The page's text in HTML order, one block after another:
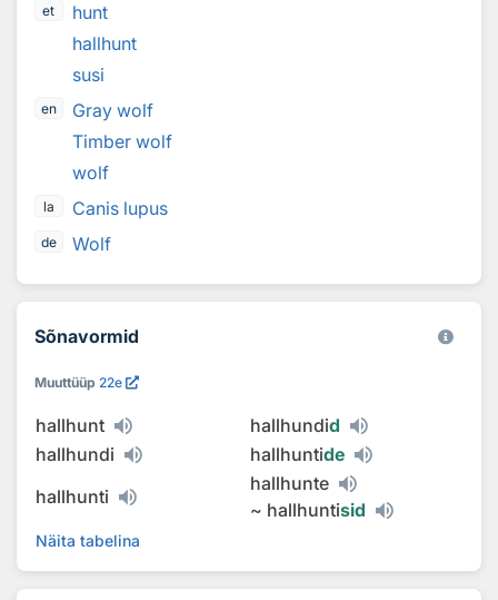
et
hunt
hallhunt
susi
en
Gray wolf
Timber wolf
wolf
la Canis lupus
de Wolf
Sõnavormid
Muuttüüp 22e
hallhunt hallhundid
hallhundi
hallhuntide
hallhunti
hallhunte
~ hallhuntisid
Näita tabelina